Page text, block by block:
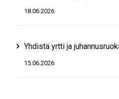
18.06.2026
Yhdistä yrtti ja
15.06.2026